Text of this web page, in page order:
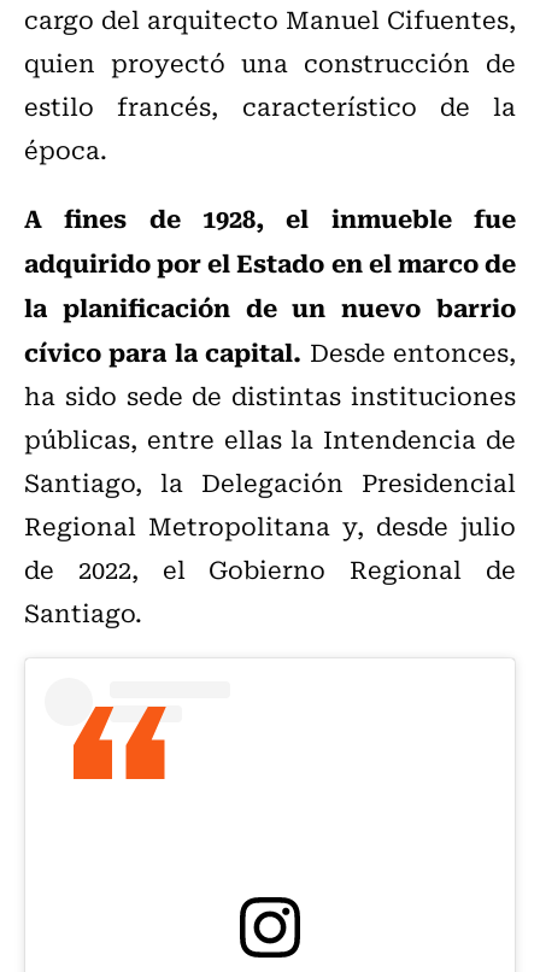
cargo del arquitecto Manuel Cifuentes,
quien proyectó una construcción de
estilo francés, característico de la
época.
A fines de 1928, el inmueble fue
adquirido por el Estado en el marco de
la planificación de un nuevo barrio
cívico para la capital. Desde entonces,
ha sido sede de distintas instituciones
públicas, entre ellas la Intendencia de
Santiago, la Delegación Presidencial
Regional Metropolitana y, desde julio
de 2022, el Gobierno Regional de
Santiago.